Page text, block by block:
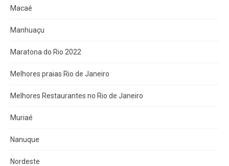
Macaé
Manhuaçu
Maratona do Rio 2022
Melhores praias Rio de Janeiro
Melhores Restaurantes no Rio de Janeiro
Muriaé
Nanuque
Nordeste